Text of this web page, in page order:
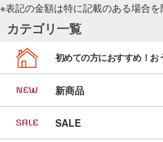
※表記の金額は特に記載のある場合を
カテゴリ一覧
初めての方におすすめ！お
新商品
SALE